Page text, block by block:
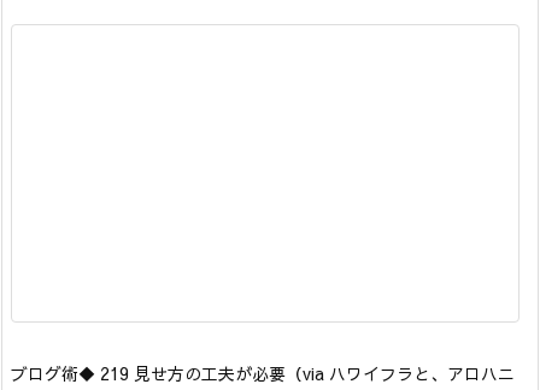
ブログ術◆ 219 見せ方の工夫が必要 （via ハワイフラと、アロハニ